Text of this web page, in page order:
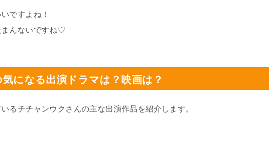
ですよね！
まんないですね♡
になる出演ドラマは？映画は？
るチチャンウクさんの主な出演作品を紹介します。